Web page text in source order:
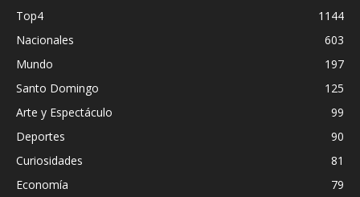
Top4
1144
Nacionales
603
Mundo
197
Santo Domingo
125
Arte y Espectáculo
99
Deportes
90
Curiosidades
81
Economía
79